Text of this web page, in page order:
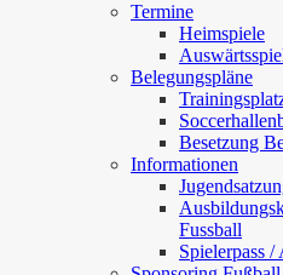
Termine
Heimspiele
Belegungspläne
Besetzung
Informationen
Fussball
Spielerpass